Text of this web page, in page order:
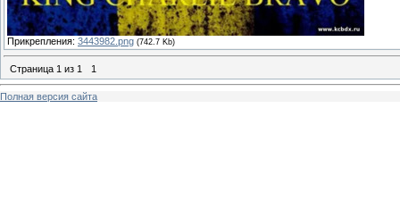
Прикрепления: 3443982.png (742.7 Kb)
Страница 1 из 1 1
Полная версия сайта